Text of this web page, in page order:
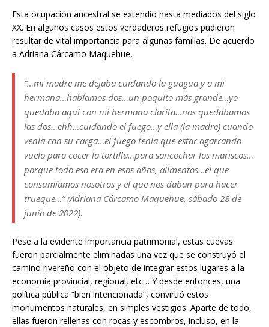
Esta ocupación ancestral se extendió hasta mediados del siglo
XX. En algunos casos estos verdaderos refugios pudieron
resultar de vital importancia para algunas familias. De acuerdo
a Adriana Cárcamo Maquehue,
“…mi madre me dejaba cuidando la guagua y a mi
hermana…habíamos dos…un poquito más grande…yo
quedaba aquí con mi hermana clarita…nos quedabamos
las dos…ehh…cuidando el fuego…y ella (la madre) cuando
venía con su carga…el fuego tenía que estar agarrando
vuelo para cocer la tortilla…para sancochar los mariscos…
porque todo eso era en esos años, alimentos…el que
consumíamos nosotros y el que nos daban para hacer
trueque…” (Adriana Cárcamo Maquehue, sábado 28 de
junio de 2022).
Pese a la evidente importancia patrimonial, estas cuevas
fueron parcialmente eliminadas una vez que se construyó el
camino rivereño con el objeto de integrar estos lugares a la
economía provincial, regional, etc… Y desde entonces, una
política pública “bien intencionada”, convirtió estos
monumentos naturales, en simples vestigios. Aparte de todo,
ellas fueron rellenas con rocas y escombros, incluso, en la